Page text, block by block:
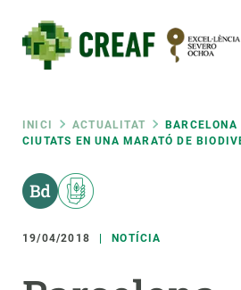
contingut
Fil
d'ariadna
INICI ACTUALITAT
CIUTATS EN UNA MARATÓ DE
19/04/2018 NOTÍCIA
RRSS
Featured
responsive
INTRANET
Responsive